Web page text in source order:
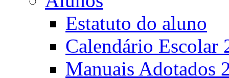
Estatuto do aluno
Calendário Escolar
Manuais Adotados